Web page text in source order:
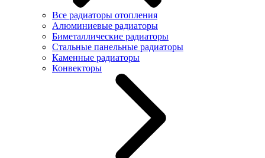
Все радиаторы отопления
Алюминиевые радиаторы
Биметаллические радиаторы
Стальные панельные радиаторы
Каменные радиаторы
Конвекторы